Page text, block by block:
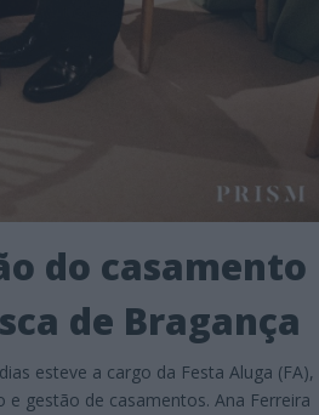
do casamento
de Bragança
esteve a cargo da Festa Aluga (FA),
gestão de casamentos. Ana Ferreira